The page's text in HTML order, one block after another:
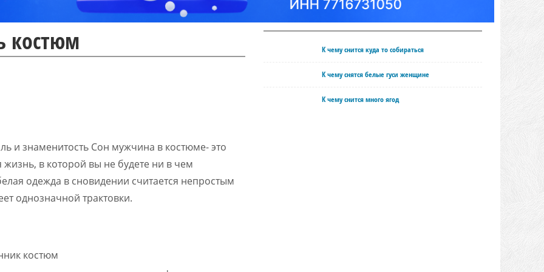
костюм
и знаменитость Сон мужчина в костюме- это
в которой вы не будете ни в чем
одежда в сновидении считается непростым
однозначной трактовки.
К чему снится куда то собираться
К чему снятся белые гуси женщине
К чему снится много ягод